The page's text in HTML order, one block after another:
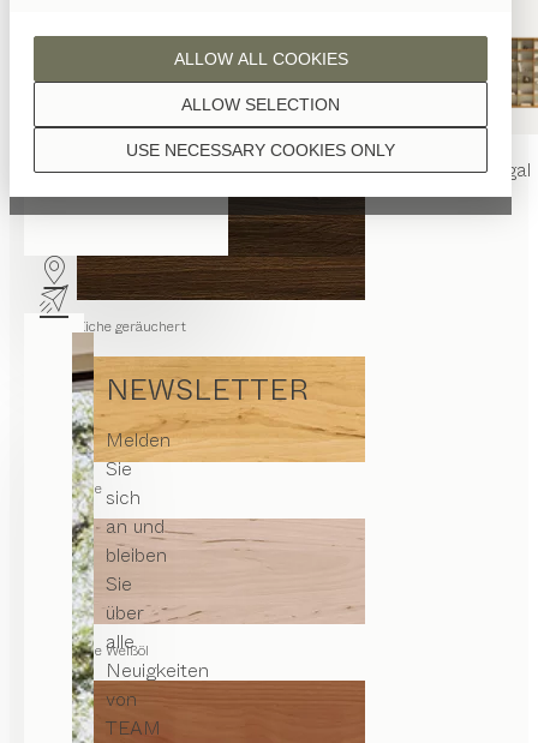
USE NECESSARY COOKIES ONLY
ALLOW SELECTION
ALLOW ALL COOKIES
nyaTisch nyaStuhl filignoRegal
NEWSLETTER
Melden
Sie
sich
an und
bleiben
Sie
über
alle
Neuigkeiten
von
TEAM
Eiche geräuchert
Erle
Erle Weißöl